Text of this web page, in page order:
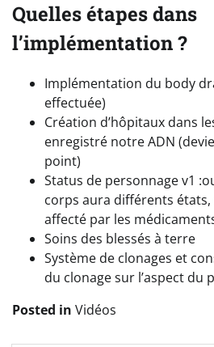
Quelles étapes dans
l’implémentation ?
Implémentation du body
effectuée)
Création d’hôpitaux dans
enregistré notre ADN
point)
Status de personnage v1
corps aura différents
affecté par les
Soins des blessés à terre
Système de clonages et
du clonage sur l’aspect du
Posted in Vidéos